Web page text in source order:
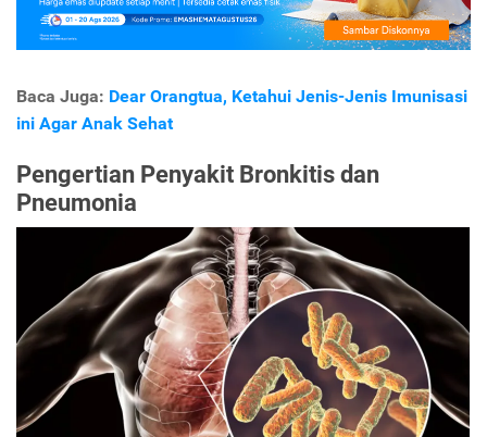
Baca Juga: Dear Orangtua, Ketahui Jenis-Jenis Imunisasi
ini Agar Anak Sehat
Pengertian Penyakit Bronkitis dan
Pneumonia